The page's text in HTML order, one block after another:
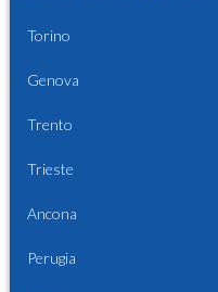
Torino
Genova
Trento
Trieste
Ancona
Perugia